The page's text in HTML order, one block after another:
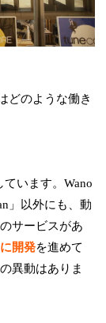
どのような働き
います。Wano
」以外にも、動
サービスがあ
開発を進めて
異動はありま